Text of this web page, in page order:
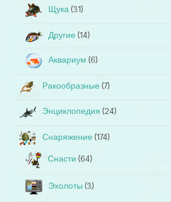
Щука (31)
Другие (14)
Аквариум (6)
Ракообразные (7)
Энциклопедия (24)
Снаряжение (174)
Снасти (64)
Эхолоты (3)